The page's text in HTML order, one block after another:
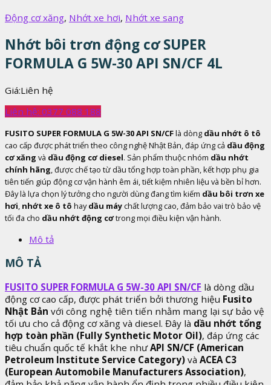
Động cơ xăng, Nhớt xe hơi, Nhớt xe sang
Nhớt bôi trơn động cơ SUPER
FORMULA G 5W-30 API SN/CF 4L
Giá:Liên hệ
Liên hệ: 0377 088 188
FUSITO SUPER FORMULA G 5W-30 API SN/CFlà dòng dầu nhớt ô tô
cao cấp được phát triển theo công nghệ Nhật Bản, đáp ứng cả dầu động
cơ xăng và dầu động cơ diesel. Sản phẩm thuộc nhóm dầu nhớt
chính hãng, được chế tạo từ dầu tổng hợp toàn phần, kết hợp phụ gia
tiên tiến giúp động cơ vận hành êm ái, tiết kiệm nhiên liệu và bền bỉ hơn.
Đây là lựa chọn lý tưởng cho người dùng đang tìm kiếm dầu bôi trơn xe
hơi, nhớt xe ô tô haydầu máychất lượng cao, đảm bảo vai trò bảo vệ
tối đa cho dầu nhớt động cơtrong mọi điều kiện vận hành.
Mô tả
MÔ TẢ
FUSITO SUPER FORMULA G 5W-30 API SN/CF là dòng dầu
động cơ cao cấp, được phát triển bởi thương hiệu Fusito
Nhật Bản với công nghệ tiên tiến nhằm mang lại sự bảo vệ
tối ưu cho cả động cơ xăng và diesel. Đây là dầu nhớt tổng
hợp toàn phần (Fully Synthetic Motor Oil), đáp ứng các
tiêu chuẩn quốc tế khắt khe nhưAPI SN/CF (American
Petroleum Institute Service Category) và ACEA C3
(European Automobile Manufacturers Association),